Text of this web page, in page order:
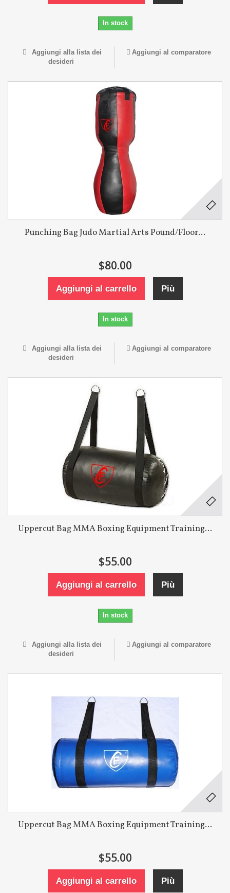
In stock
Aggiungi alla lista dei
desideri
Aggiungi al comparatore
Punching Bag Judo Martial Arts Pound/Floor...
$80.00
Aggiungi al carrello Più
In stock
Aggiungi alla lista dei
desideri
Aggiungi al comparatore
Uppercut Bag MMA Boxing Equipment Training...
$55.00
Aggiungi al carrello Più
In stock
Aggiungi alla lista dei
desideri
Aggiungi al comparatore
Uppercut Bag MMA Boxing Equipment Training...
$55.00
Aggiungi al carrello Più